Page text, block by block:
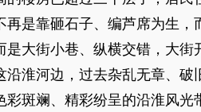
是靠砸石子、编芦席为生
是大街小巷、纵横交错，大
沿淮河边，过去杂乱无章、
斑斓、精彩纷呈的沿淮风光